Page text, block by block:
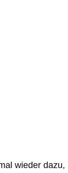
wieder dazu,